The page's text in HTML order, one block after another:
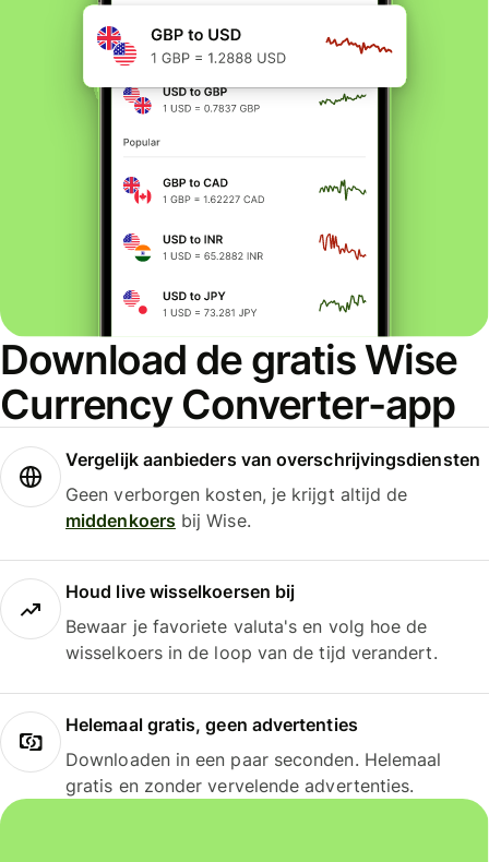
Download de gratis Wise
Currency Converter-app
Vergelijk aanbieders van overschrijvingsdiensten
Geen verborgen kosten, je krijgt altijd de
middenkoersbij Wise.
Houd live wisselkoersen bij
Bewaar je favoriete valuta's en volg hoe de
wisselkoers in de loop van de tijd verandert.
Helemaal gratis, geen advertenties
Downloaden in een paar seconden. Helemaal
gratis en zonder vervelende advertenties.